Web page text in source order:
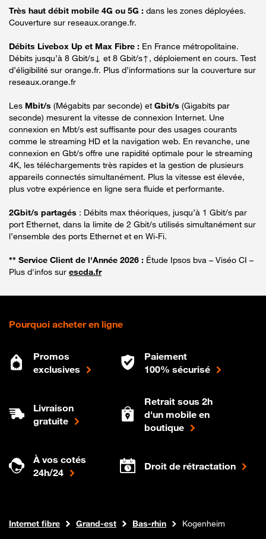
Très haut débit mobile 4G ou 5G : dans les zones déployées.
Couverture sur reseaux.orange.fr.
Débits Livebox Up et Max Fibre : En France métropolitaine.
Débits jusqu’à 8 Gbit/s↓ et 8 Gbit/s↑, déploiement en cours. Test
d’éligibilité sur orange.fr. Plus d’informations sur la couverture sur
reseaux.orange.fr
Les Mbit/s (Mégabits par seconde) et Gbit/s (Gigabits par
seconde) mesurent la vitesse de connexion Internet. Une
connexion en Mbt/s est suffisante pour des usages courants
comme le streaming HD et la navigation web. En revanche, une
connexion en Gbt/s offre une rapidité optimale pour le streaming
4K, les téléchargements très rapides et la gestion de plusieurs
appareils connectés simultanément. Plus la vitesse est élevée,
plus votre expérience en ligne sera fluide et performante.
2Gbit/s partagés : Débits max théoriques, jusqu’à 1 Gbit/s par
port Ethernet, dans la limite de 2 Gbit/s utilisés simultanément sur
l’ensemble des ports Ethernet et en Wi-Fi.
** Service Client de l'Année 2026 : Étude Ipsos bva – Viséo CI –
Plus d'infos sur escda.fr
Pourquoi acheter en ligne
Promos
exclusives
Paiement
100% sécurisé
Livraison
gratuite
Retrait sous 2h
d'un mobile en
boutique
À vos cotés
24h/24
Droit de rétractation
Boutique Orange
Internet fibre Grand-est Bas-rhin Kogenheim